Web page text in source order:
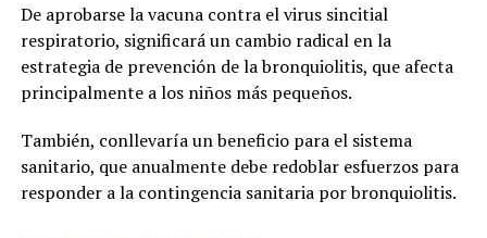
De aprobarse la vacuna contra el virus sincitial
respiratorio, significará un cambio radical en la
estrategia de prevención de la bronquiolitis, que afecta
principalmente a los niños más pequeños.
También, conllevaría un beneficio para el sistema
sanitario, que anualmente debe redoblar esfuerzos para
responder a la contingencia sanitaria por bronquiolitis.